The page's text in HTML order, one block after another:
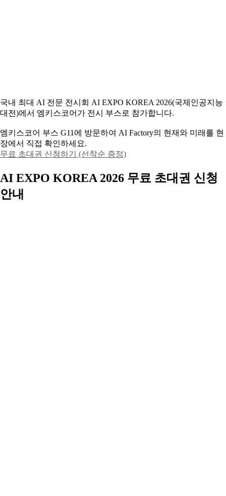
국내 최대 AI 전문 전시회 AI EXPO KOREA 2026(국제인공지능
대전)에서 엠키스코어가 전시 부스로 참가합니다.
엠키스코어 부스 G11에 방문하여 AI Factory의 현재와 미래를 현
장에서 직접 확인하세요.
무료 초대권 신청하기 (선착순 증정)
AI EXPO KOREA 2026 무료 초대권 신청
안내